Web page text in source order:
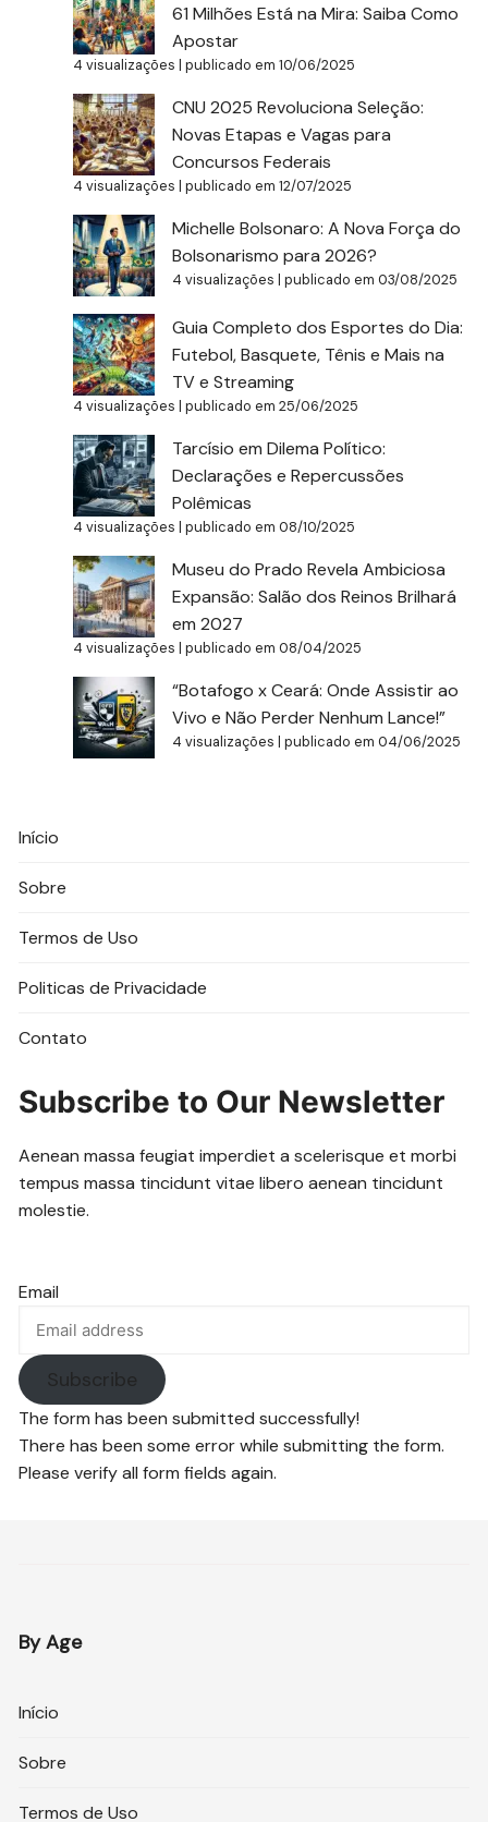
61 Milhões Está na Mira: Saiba Como
Apostar
4 visualizações |publicado em 10/06/2025
CNU 2025 Revoluciona Seleção:
Novas Etapas e Vagas para
Concursos Federais
4 visualizações |publicado em 12/07/2025
Michelle Bolsonaro: A Nova Força do
Bolsonarismo para 2026?
4 visualizações |publicado em 03/08/2025
Guia Completo dos Esportes do Dia:
Futebol, Basquete, Tênis e Mais na
TV e Streaming
4 visualizações |publicado em 25/06/2025
Tarcísio em Dilema Político:
Declarações e Repercussões
Polêmicas
4 visualizações |publicado em 08/10/2025
Museu do Prado Revela Ambiciosa
Expansão: Salão dos Reinos Brilhará
em 2027
4 visualizações |publicado em 08/04/2025
“Botafogo x Ceará: Onde Assistir ao
Vivo e Não Perder Nenhum Lance!”
4 visualizações |publicado em 04/06/2025
Início
Sobre
Termos de Uso
Politicas de Privacidade
Contato
Subscribe to Our Newsletter
Aenean massa feugiat imperdiet a scelerisque et morbi
tempus massa tincidunt vitae libero aenean tincidunt
molestie.
Email
Subscribe
The form has been submitted successfully!
There has been some error while submitting the form.
Please verify all form fields again.
By Age
Início
Sobre
Termos de Uso